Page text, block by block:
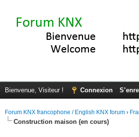
Bienvenue, Visiteur ! Connexion
Forum KNX francophone / English KNX forum ›
Construction maison (en cours)